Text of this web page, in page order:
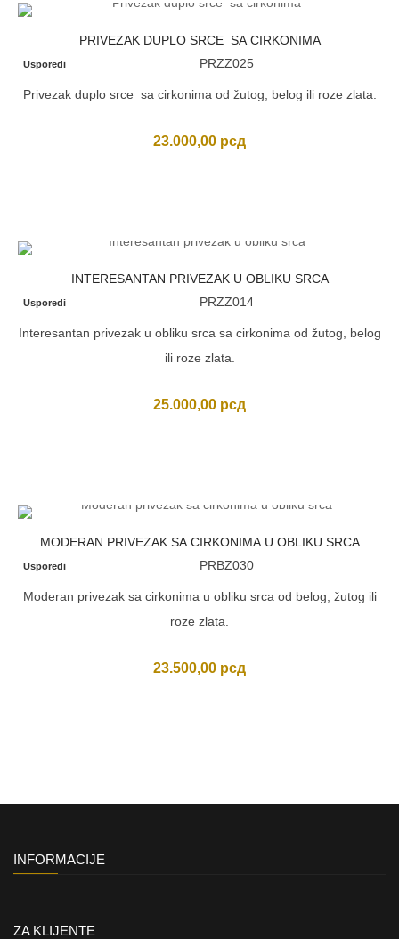
PRIVEZAK DUPLO SRCE SA CIRKONIMA
Usporedi PRZZ025
Privezak duplo srce sa cirkonima od žutog, belog ili roze zlata.
23.000,00 рсд
INTERESANTAN PRIVEZAK U OBLIKU SRCA
Usporedi PRZZ014
Interesantan privezak u obliku srca sa cirkonima od žutog, belog
ili roze zlata.
25.000,00 рсд
MODERAN PRIVEZAK SA CIRKONIMA U OBLIKU SRCA
Usporedi PRBZ030
Moderan privezak sa cirkonima u obliku srca od belog, žutog ili
roze zlata.
23.500,00 рсд
INFORMACIJE
ZA KLIJENTE